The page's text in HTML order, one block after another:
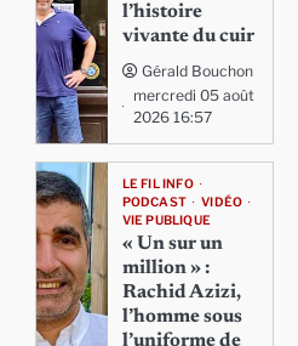
l’histoire
vivante du cuir
Gérald Bouchon
mercredi 05 août
2026 16:57
LE FIL INFO
PODCAST
VIDÉO
VIE PUBLIQUE
« Un sur un
million » :
Rachid Azizi,
l’homme sous
l’uniforme de